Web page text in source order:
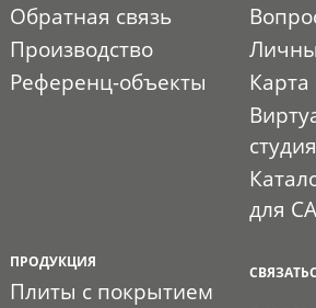
Обратная связь
Производство
Референц-объекты
Карта
для
ПРОДУКЦИЯ
Плиты с покрытием